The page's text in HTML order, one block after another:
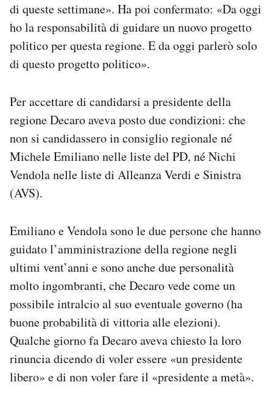
di queste settimane». Ha poi confermato: «Da oggi
ho la responsabilità di guidare un nuovo progetto
politico per questa regione. E da oggi parlerò solo
di questo progetto politico».
Per accettare di candidarsi a presidente della
regione Decaro aveva posto due condizioni: che
non si candidassero in consiglio regionale né
Michele Emiliano nelle liste del PD, né Nichi
Vendola nelle liste di Alleanza Verdi e Sinistra
(AVS).
Emiliano e Vendola sono le due persone che hanno
guidato l’amministrazione della regione negli
ultimi vent’anni e sono anche due personalità
molto ingombranti, che Decaro vede come un
possibile intralcio al suo eventuale governo (ha
buone probabilità di vittoria alle elezioni).
Qualche giorno fa Decaro aveva chiesto la loro
rinuncia dicendo di voler essere «un presidente
libero» e di non voler fare il «presidente a metà».